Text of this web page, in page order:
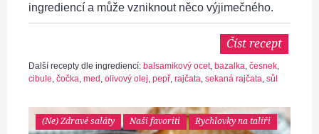
ingrediencí a může vzniknout něco výjimečného.
Číst recept
Další recepty dle ingrediencí: balsamikový ocet, bazalka, česnek,
cibule, čočka, med , olivový olej, pepř, rajčata, sekaná rajčata, sůl
(Ne) Zdravé saláty Naši favoriti Rychlovky na talíři